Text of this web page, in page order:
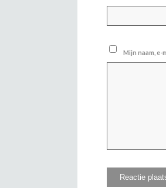
Mijn naam, e-